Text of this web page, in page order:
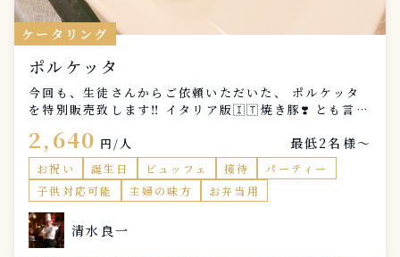
ケータリング
ポルケッタ
今回も、生徒さんからご依頼いただいた、 ポルケッタ
を特別販売致します‼️ イタリア版🇮🇹焼き豚❣️ とも言え
ズマリー、タイム、パセリ、にんにく、オリーブオイル
などを巻き込み、低温調理で柔らかく仕上げ、フライパ
ンでしっかり焼き色をつけてから、カットして提供しま
す‼️🇮🇹
2,640 円/人 最低2名様〜
お祝い 誕生日 ビュッフェ 接待
パーティー
子供対応可能
主婦の味方 お弁当用
清水良一